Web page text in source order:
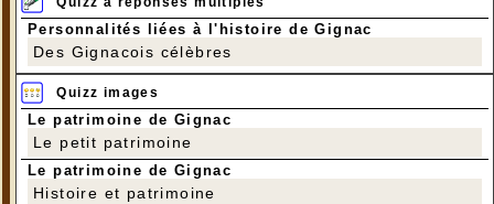
Personnalités liées à l'histoire de Gignac
Des Gignacois célèbres
Quizz images
Le patrimoine de Gignac
Le petit patrimoine
Le patrimoine de Gignac
Histoire et patrimoine